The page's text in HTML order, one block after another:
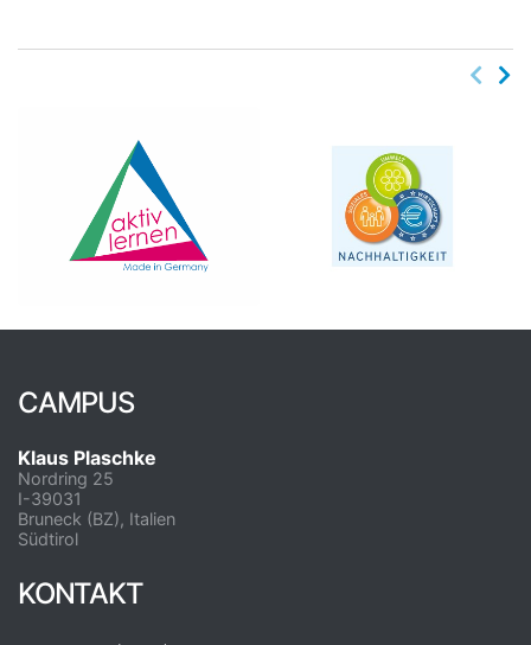
CAMPUS
Klaus Plaschke
Nordring 25
I-39031
Bruneck (BZ), Italien
Südtirol
KONTAKT